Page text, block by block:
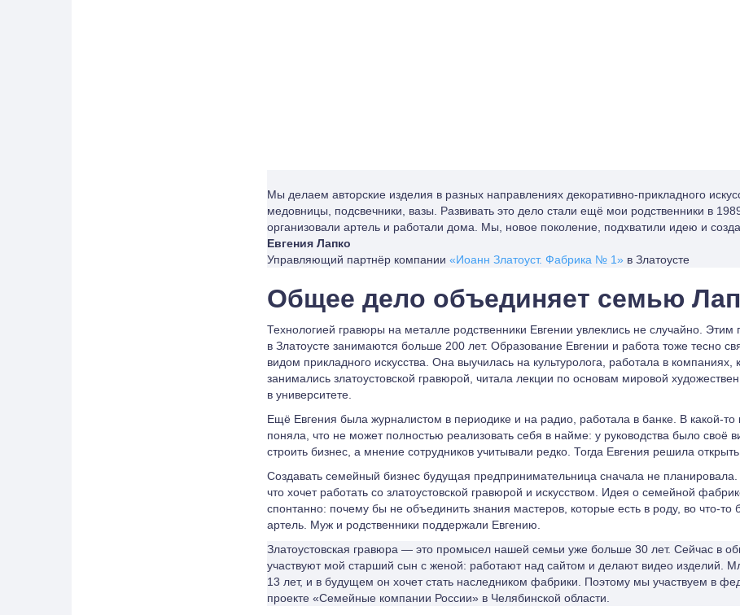
Мы делаем авторские изделия в разных направлениях декоративно-прикладного
медовницы, подсвечники, вазы. Развивать это дело стали ещё мои родственники в
организовали артель и работали дома. Мы, новое поколение, подхватили идею и
Евгения Лапко
Управляющий партнёр компании «Иоанн Златоуст. Фабрика № 1» в Златоусте
Общее дело объединяет семью
Технологией гравюры на металле родственники Евгении увлеклись не случайно.
в Златоусте занимаются больше 200 лет. Образование Евгении и работа тоже тесно
видом прикладного искусства. Она выучилась на культуролога, работала в компаниях,
занимались златоустовской гравюрой, читала лекции по основам мировой
в университете.
Ещё Евгения была журналистом в периодике и на радио, работала в банке. В какой-
поняла, что не может полностью реализовать себя в найме: у руководства было своё
строить бизнес, а мнение сотрудников учитывали редко. Тогда Евгения решила
Создавать семейный бизнес будущая предпринимательница сначала не
что хочет работать со златоустовской гравюрой и искусством. Идея о семейной
спонтанно: почему бы не объединить знания мастеров, которые есть в роду, во что-то
артель. Муж и родственники поддержали Евгению.
Златоустовская гравюра — это промысел нашей семьи уже больше 30 лет. Сейчас в
участвуют мой старший сын с женой: работают над сайтом и делают видео изделий.
13 лет, и в будущем он хочет стать наследником фабрики. Поэтому мы участвуем в
проекте «Семейные компании России» в Челябинской области.